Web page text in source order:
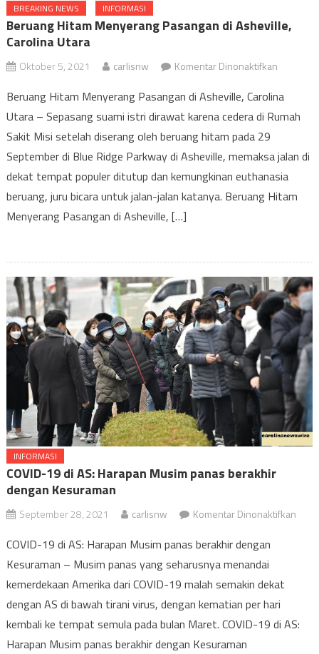
BREAKING NEWS INFORMASI
Beruang Hitam Menyerang Pasangan di Asheville,
Carolina Utara
Oktober 5, 2021 carlisnw Komentar Dinonaktifkanpada
Hitam
di
Asheville,
Carolina
Beruang Hitam Menyerang Pasangan di Asheville, Carolina
Utara – Sepasang suami istri dirawat karena cedera di Rumah
Sakit Misi setelah diserang oleh beruang hitam pada 29
September di Blue Ridge Parkway di Asheville, memaksa jalan di
dekat tempat populer ditutup dan kemungkinan euthanasia
beruang, juru bicara untuk jalan-jalan katanya. Beruang Hitam
Menyerang Pasangan di Asheville, […]
INFORMASI
COVID-19 di AS: Harapan Musim panas berakhir
dengan Kesuraman
September 28, 2021 carlisnw Komentar Dinonaktifkanpada
COVID-19 di AS: Harapan Musim panas berakhir dengan
Kesuraman – Musim panas yang seharusnya menandai
kemerdekaan Amerika dari COVID-19 malah semakin dekat
dengan AS di bawah tirani virus, dengan kematian per hari
kembali ke tempat semula pada bulan Maret. COVID-19 di AS:
Harapan Musim panas berakhir dengan Kesuraman